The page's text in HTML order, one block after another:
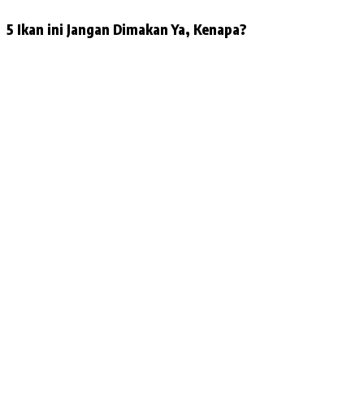
5 Ikan ini Jangan Dimakan Ya, Kenapa?